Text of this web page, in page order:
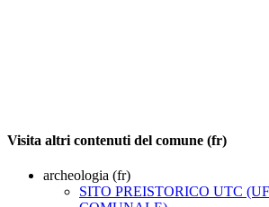
Visita altri contenuti del comune (fr)
archeologia (fr)
SITO PREISTORICO UTC